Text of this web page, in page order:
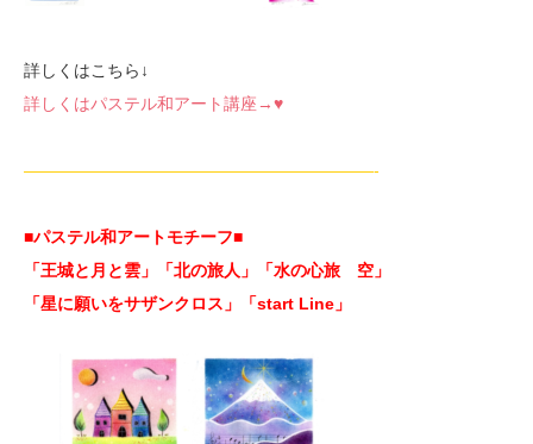
詳しくはこちら↓
詳しくはパステル和アート講座→♥
—————————————————————-
■パステル和アートモチーフ■
「王城と月と雲」「北の旅人」「水の心旅 空」
「星に願いをサザンクロス」「start Line」